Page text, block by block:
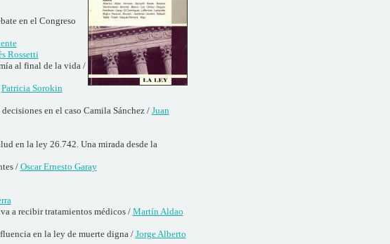
en el Congreso
Rossetti
al final de la vida /
Patricia Sorokin
en el caso Camila Sánchez / Juan
en la ley 26.742. Una mirada desde la
/ Oscar Ernesto Garay
a recibir tratamientos médicos / Martín Aldao
en la ley de muerte digna /Jorge Alberto